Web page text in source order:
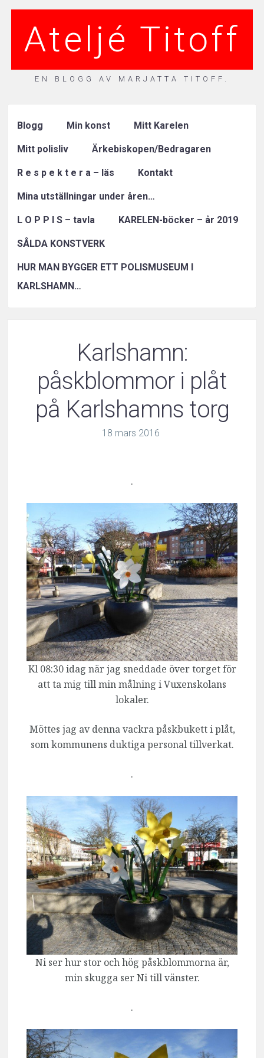
Ateljé Titoff
EN BLOGG AV MARJATTA TITOFF.
Blogg Min konst Mitt Karelen
Mitt polisliv Ärkebiskopen/Bedragaren
R e s p e k t e r a – läs Kontakt
Mina utställningar under åren…
L O P P I S – tavla KARELEN-böcker – år 2019
SÅLDA KONSTVERK
HUR MAN BYGGER ETT POLISMUSEUM I
KARLSHAMN…
Karlshamn:
påskblommor i plåt
på Karlshamns torg
18 mars 2016
.
Kl 08:30 idag när jag sneddade över torget för
att ta mig till min målning i Vuxenskolans
lokaler.
Möttes jag av denna vackra påskbukett i plåt,
som kommunens duktiga personal tillverkat.
.
Ni ser hur stor och hög påskblommorna är,
min skugga ser Ni till vänster.
.